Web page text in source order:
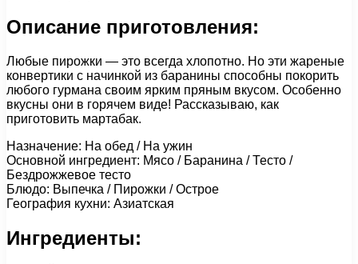
Описание приготовления:
Любые пирожки — это всегда хлопотно. Но эти жареные
конвертики с начинкой из баранины способны покорить
любого гурмана своим ярким пряным вкусом. Особенно
вкусны они в горячем виде! Рассказываю, как
приготовить мартабак.
Назначение: На обед / На ужин
Основной ингредиент: Мясо / Баранина / Тесто /
Бездрожжевое тесто
Блюдо: Выпечка / Пирожки / Острое
География кухни: Азиатская
Ингредиенты: